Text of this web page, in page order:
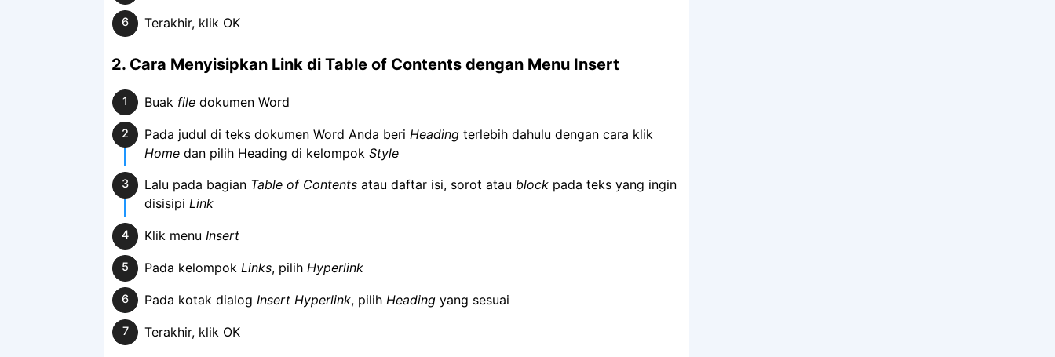
Terakhir, klik OK
2. Cara Menyisipkan Link di Table of Contents dengan Menu Insert
Buak filedokumen Word
Pada judul di teks dokumen Word Anda beri Headingterlebih dahulu dengan cara klik
Homedan pilih Heading di kelompok Style
Lalu pada bagian Table of Contentsatau daftar isi, sorot atau blockpada teks yang ingin
disisipi Link
Klik menu Insert
Pada kelompok Links, pilih Hyperlink
Pada kotak dialog Insert Hyperlink, pilih Headingyang sesuai
Terakhir, klik OK